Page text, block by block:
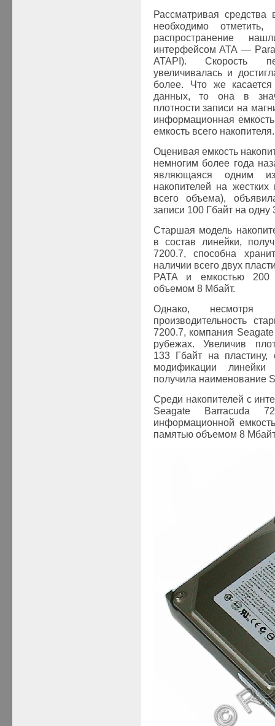
Рассматривая
необходимо
распространение
интерфейсом ATA —
ATAPI). Скорость
увеличивалась и
более. Что же касается
данных, то она в
плотности записи на
информационная
емкость всего накопителя.
Оценивая емкость
немногим более года
являющаяся одним из
накопителей на
всего объема),
записи 100 Гбайт на
Старшая модель
в состав линейки,
7200.7, способна
наличии всего двух
PATA и емкостью 200
объемом 8 Мбайт.
Однако, несмотря
производительность
7200.7, компания
рубежах. Увеличив
133 Гбайт на
модификации
получила наименование
Среди накопителей с
Seagate Barracuda
информационной
памятью объемом 8